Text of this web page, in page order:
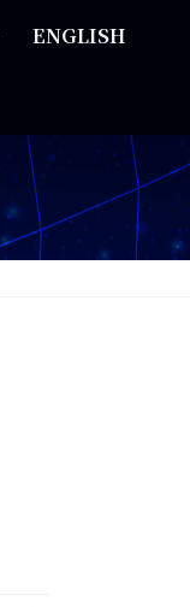
ENGLISH